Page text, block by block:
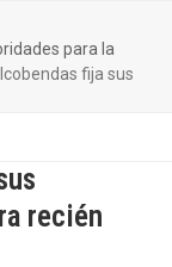
para la
fija sus
recién